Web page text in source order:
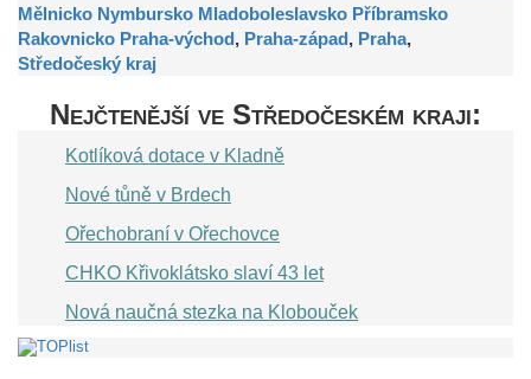
Mělnicko Nymbursko Mladoboleslavsko Příbramsko
Rakovnicko Praha-východ, Praha-západ, Praha,
Středočeský kraj
Nejčtenější ve Středočeském kraji:
Kotlíková dotace v Kladně
Nové tůně v Brdech
Ořechobraní v Ořechovce
CHKO Křivoklátsko slaví 43 let
Nová naučná stezka na Klobouček